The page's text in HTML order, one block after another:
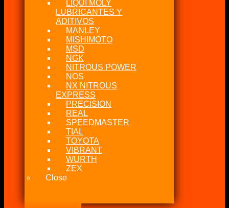
LIQUI MOLY
LUBRICANTES Y
ADITIVOS
MANLEY
MISHIMOTO
MSD
NGK
NITROUS POWER
NOS
NX NITROUS
EXPRESS
PRECISION
REAL
SPEEDMASTER
TIAL
TOYOTA
VIBRANT
WURTH
ZEX
Close